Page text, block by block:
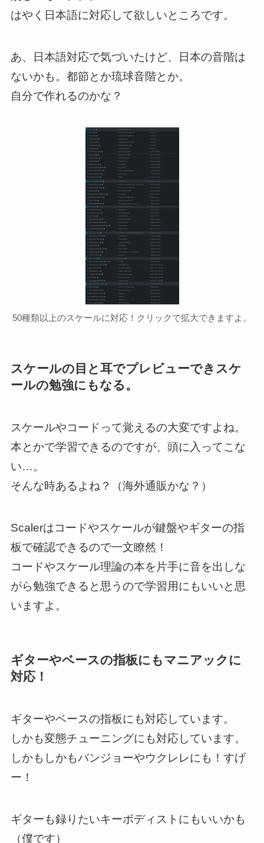
はやく日本語に対応して欲しいところです。
あ、日本語対応で気づいたけど、日本の音階は
ないかも。都節とか琉球音階とか。
自分で作れるのかな？
50種類以上のスケールに対応！クリックで拡大できますよ。
スケールの目と耳でプレビューできスケ
ールの勉強にもなる。
スケールやコードって覚えるの大変ですよね。
本とかで学習できるのですが、頭に入ってこな
い…。
そんな時あるよね？（海外通販かな？）
Scalerはコードやスケールが鍵盤やギターの指
板で確認できるので一文瞭然！
コードやスケール理論の本を片手に音を出しな
がら勉強できると思うので学習用にもいいと思
いますよ。
ギターやベースの指板にもマニアックに
対応！
ギターやベースの指板にも対応しています。
しかも変態チューニングにも対応しています。
しかもしかもバンジョーやウクレレにも！すげ
ー！
ギターも録りたいキーボディストにもいいかも
（僕です）